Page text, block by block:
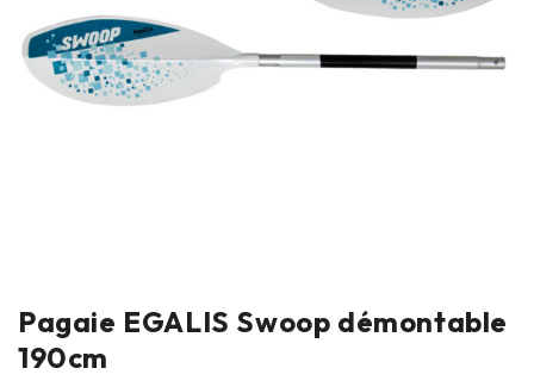
Pagaie EGALIS Swoop démontable
190cm